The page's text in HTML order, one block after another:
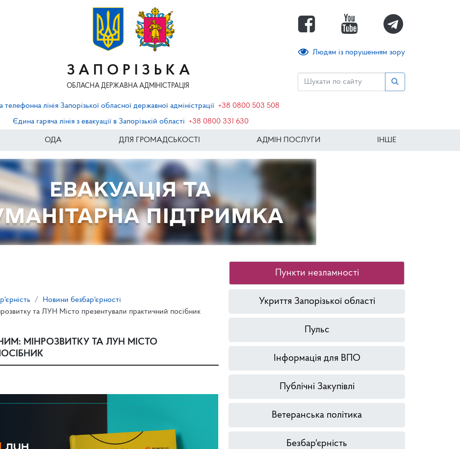
ЗАПОРІЗЬКА
ОБЛАСНА ДЕРЖАВНА АДМІНІСТРАЦІЯ
Людям із порушенням зору
телефонна лінія Запорізької обласної державної адміністрації +38 0800 503 508
Єдина гаряча лінія з евакуації в Запорізькій області
+38 0800 331 630
ОДА ДЛЯ ГРОМАДСЬКОСТІ АДМІН ПОСЛУГИ ІНШЕ
Новини безбар'єрності
та ЛУН Місто презентували практичний посібник
МІНРОЗВИТКУ ТА ЛУН МІСТО
Пункти незламності
Укриття Запорізької області
Пульс
Інформація для ВПО
Публічні Закупівлі
Ветеранська політика
Безбар'єрність